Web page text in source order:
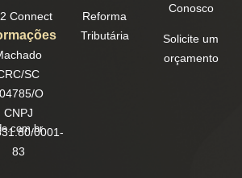
Connect
SC
O
CNPJ
0001-
83
Reforma
Tributária
Conosco
Solicite um
orçamento